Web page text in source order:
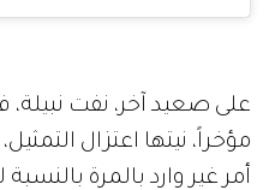
على صعيد آخر، نفت نبيلة،
مؤخراً، نيتها اعتزال
أمر غير وارد بالمرة بالنسبة